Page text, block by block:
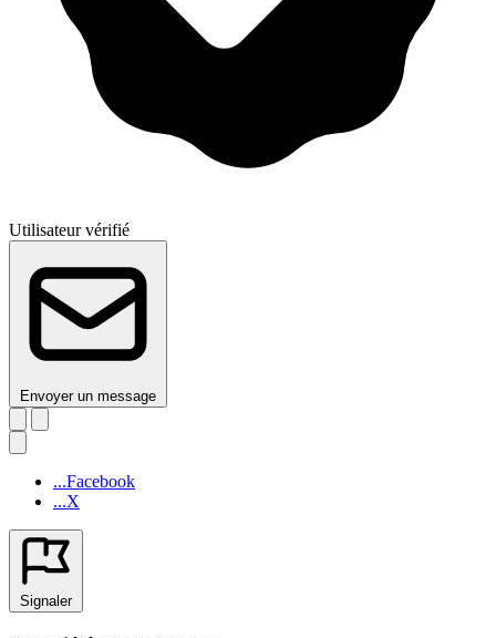
Utilisateur vérifié
Envoyer un message
...Facebook
...X
Signaler